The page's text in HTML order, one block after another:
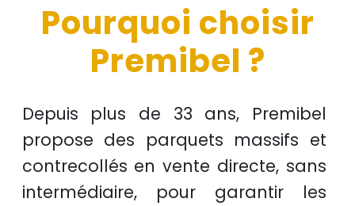
Pourquoi choisir
Premibel ?
Depuis plus de 33 ans, Premibel
propose des parquets massifs et
contrecollés envente directe, sans
intermédiaire, pour garantir les